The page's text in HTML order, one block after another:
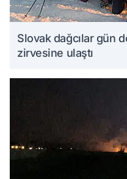
Slovak dağcılar gün
zirvesine ulaştı